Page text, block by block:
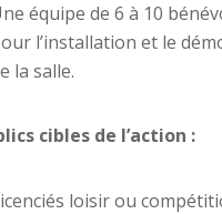
équipe de 6 à 10
l’installation et le
la salle.
cibles de l’action :
loisir ou